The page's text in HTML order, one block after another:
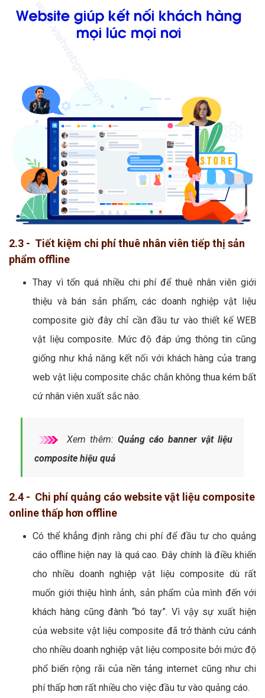
2.3 - Tiết kiệm chi phí thuê nhân viên tiếp thị sản
phẩm offline
Thay vì tốn quá nhiều chi phí để thuê nhân viên giới
thiệu và bán sản phẩm, các doanh nghiệp vật liệu
composite giờ đây chỉ cần đầu tư vào thiết kế WEB
vật liệu composite. Mức độ đáp ứng thông tin cũng
giống như khả năng kết nối với khách hàng của trang
web vật liệu composite chắc chắn không thua kém bất
cứ nhân viên xuất sắc nào.
Xem thêm: Quảng cáo banner vật liệu
composite hiệu quả
2.4 - Chi phí quảng cáo website vật liệu composite
online thấp hơn offline
Có thể khẳng định rằng chi phí để đầu tư cho quảng
cáo offline hiện nay là quá cao. Đây chính là điều khiến
cho nhiều doanh nghiệp vật liệu composite dù rất
muốn giới thiệu hình ảnh, sản phẩm của mình đến với
khách hàng cũng đành “bó tay”. Vì vậy sự xuất hiện
của website vật liệu composite đã trở thành cứu cánh
cho nhiều doanh nghiệp vật liệu composite bởi mức độ
phổ biến rộng rãi của nền tảng internet cũng như chi
phí thấp hơn rất nhiều cho việc đầu tư vào quảng cáo.